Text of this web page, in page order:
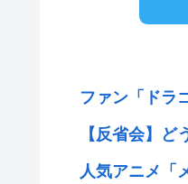
ファン「ドラ
【反省会】
人気アニメ「